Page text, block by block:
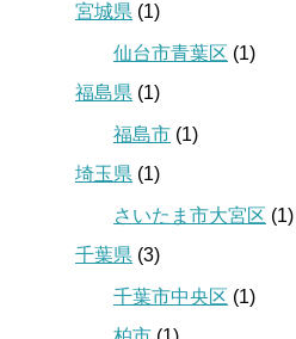
宮城県 (1)
仙台市青葉区 (1)
福島県 (1)
福島市 (1)
埼玉県 (1)
さいたま市大宮区 (1)
千葉県 (3)
千葉市中央区 (1)